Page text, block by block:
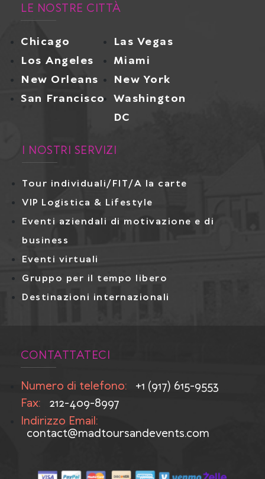
LE NOSTRE CITTÀ
Chicago
Las Vegas
Los Angeles
Miami
New Orleans
New York
San Francisco Washington
DC
I NOSTRI SERVIZI
Tour individuali/FIT/A la carte
VIP Logistica & Lifestyle
Eventi aziendali di motivazione e di
business
Eventi virtuali
Gruppo per il tempo libero
Destinazioni internazionali
CONTATTATECI
Numero di telefono:
+1 (917) 615-9553
Fax:
212-409-8997
Indirizzo Email:
contact@madtoursandevents.com